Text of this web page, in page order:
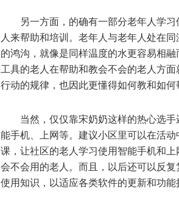
另一方面，的确有一部分老年人学
人来帮助和培训。老年人与老年人处在
的鸿沟，就像是同样温度的水更容易相
工具的老人在帮助和教会不会的老人方
行动的规律，也因此更懂得如何教和如
当然，仅仅靠宋奶奶这样的热心选
能手机、上网等。建议小区里可以在活
课，让社区的老人学习使用智能手机和
会不会用的老人。而且，以后还可以反
使用知识，以适应各类软件的更新和功能